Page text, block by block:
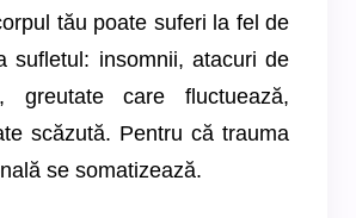
tău poate suferi la fel de
sufletul: insomnii, atacuri de
greutate care fluctuează,
scăzută. Pentru că trauma
se somatizează.